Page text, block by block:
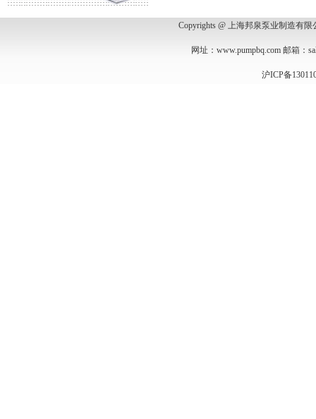
Copyrights @ 上海邦泉泵业制造有限
网址： www.pumpbq.com 邮箱：
沪ICP备